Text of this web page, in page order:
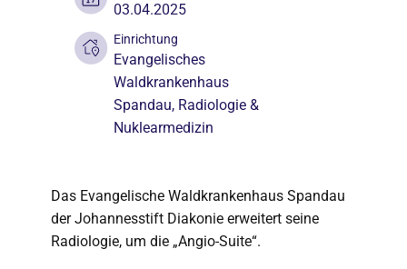
03.04.2025
Einrichtung
Evangelisches
Waldkrankenhaus
Spandau, Radiologie &
Nuklearmedizin
Das Evangelische Waldkrankenhaus Spandau
der Johannesstift Diakonie erweitert seine
Radiologie, um die „Angio-Suite“.